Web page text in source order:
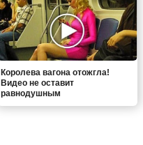
Королева вагона отожгла!
Видео не оставит
равнодушным